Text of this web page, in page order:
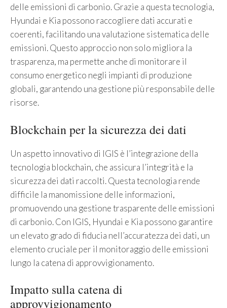
delle emissioni di carbonio. Grazie a questa tecnologia,
Hyundai e Kia possono raccogliere dati accurati e
coerenti, facilitando una valutazione sistematica delle
emissioni. Questo approccio non solo migliora la
trasparenza, ma permette anche di monitorare il
consumo energetico negli impianti di produzione
globali, garantendo una gestione più responsabile delle
risorse.
Blockchain per la sicurezza dei dati
Un aspetto innovativo di IGIS è l’integrazione della
tecnologia blockchain, che assicura l’integrità e la
sicurezza dei dati raccolti. Questa tecnologia rende
difficile la manomissione delle informazioni,
promuovendo una gestione trasparente delle emissioni
di carbonio. Con IGIS, Hyundai e Kia possono garantire
un elevato grado di fiducia nell’accuratezza dei dati, un
elemento cruciale per il monitoraggio delle emissioni
lungo la catena di approvvigionamento.
Impatto sulla catena di
approvvigionamento